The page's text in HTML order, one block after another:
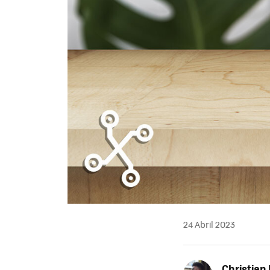
24 Abril 2023